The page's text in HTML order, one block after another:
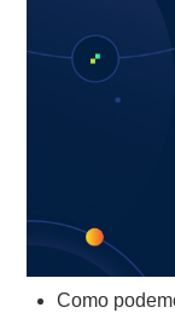
Como